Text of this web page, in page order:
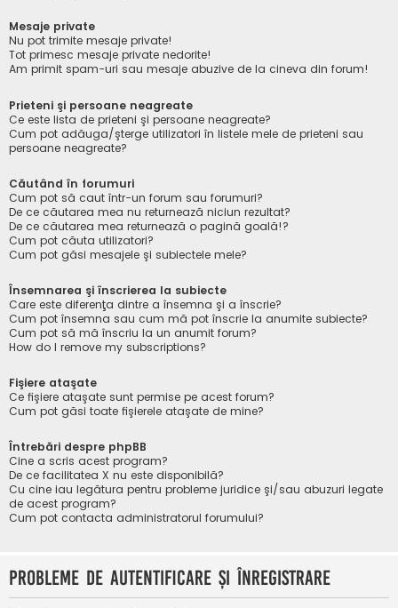
Mesaje private
Nu pot trimite mesaje private!
Tot primesc mesaje private nedorite!
Am primit spam-uri sau mesaje abuzive de la cineva din forum!
Prieteni şi persoane neagreate
Ce este lista de prieteni şi persoane neagreate?
Cum pot adăuga/şterge utilizatori în listele mele de prieteni sau
persoane neagreate?
Căutând în forumuri
Cum pot să caut într-un forum sau forumuri?
De ce căutarea mea nu returnează niciun rezultat?
De ce căutarea mea returnează o pagină goală!?
Cum pot căuta utilizatori?
Cum pot găsi mesajele şi subiectele mele?
Însemnarea şi înscrierea la subiecte
Care este diferenţa dintre a însemna şi a înscrie?
Cum pot însemna sau cum mă pot înscrie la anumite subiecte?
Cum pot să mă înscriu la un anumit forum?
How do I remove my subscriptions?
Fişiere ataşate
Ce fişiere ataşate sunt permise pe acest forum?
Cum pot găsi toate fişierele ataşate de mine?
Întrebări despre phpBB
Cine a scris acest program?
De ce facilitatea X nu este disponibilă?
Cu cine iau legătura pentru probleme juridice şi/sau abuzuri legate
de acest program?
Cum pot contacta administratorul forumului?
Probleme de autentificare şi înregistrare